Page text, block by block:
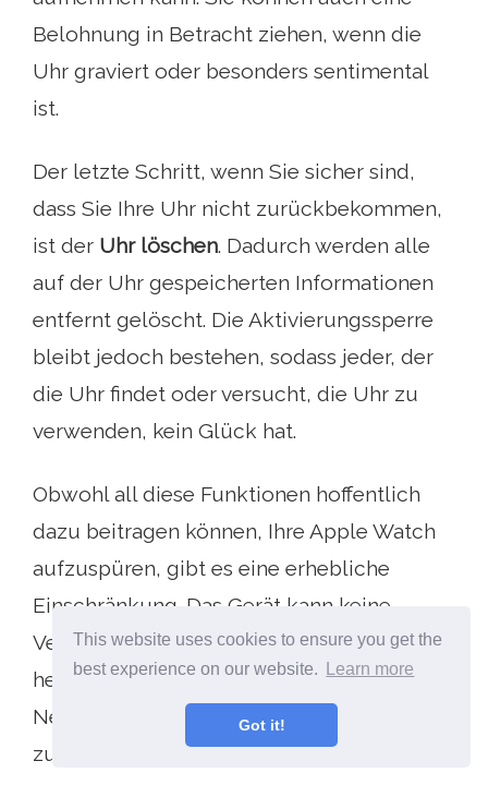
This website uses cookies to ensure you get the
best experience on our website.
Learn more
Got it!
Belohnung in Betracht ziehen, wenn die
Uhr graviert oder besonders sentimental
ist.
Der letzte Schritt, wenn Sie sicher sind,
dass Sie Ihre Uhr nicht zurückbekommen,
ist der Uhr löschen. Dadurch werden alle
auf der Uhr gespeicherten Informationen
entfernt gelöscht. Die Aktivierungssperre
bleibt jedoch bestehen, sodass jeder, der
die Uhr findet oder versucht, die Uhr zu
verwenden, kein Glück hat.
Obwohl all diese Funktionen hoffentlich
dazu beitragen können, Ihre Apple Watch
aufzuspüren, gibt es eine erhebliche
Einschränkung. Das Gerät kann keine
Verbindung zu Mobilfunknetzen
herstellen. Die Wi-Fi-Funktion ist nur in
Netzwerken verfügbar, auf die zuvor
zugegriffen wurde.